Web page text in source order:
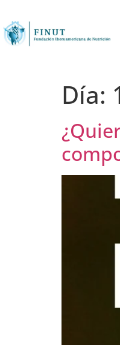
Día: